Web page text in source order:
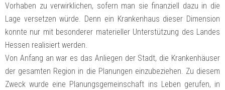
Vorhaben zu verwirklichen, sofern man sie finanziell dazu in die
Lage versetzen würde. Denn ein Krankenhaus dieser Dimension
konnte nur mit besonderer materieller Unterstützung des Landes
Hessen realisiert werden.
Von Anfang an war es das Anliegen der Stadt, die Krankenhäuser
der gesamten Region in die Planungen einzubeziehen. Zu diesem
Zweck wurde eine Planungsgemeinschaft ins Leben gerufen, in